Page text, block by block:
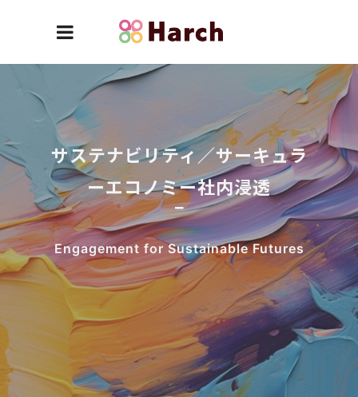
サステナビリティ／サーキュラ
ーエコノミー社内浸透
Engagement for Sustainable Futures